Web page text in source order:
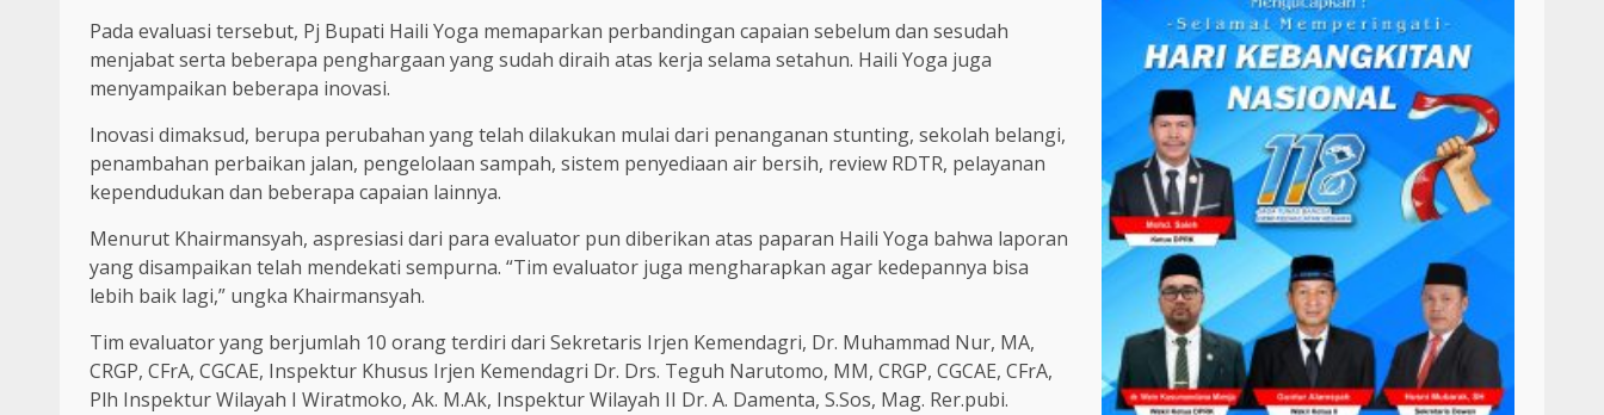
Pada evaluasi tersebut, Pj Bupati Haili Yoga memaparkan perbandingan capaian sebelum dan sesudah
menjabat serta beberapa penghargaan yang sudah diraih atas kerja selama setahun. Haili Yoga juga
menyampaikan beberapa inovasi.
Inovasi dimaksud, berupa perubahan yang telah dilakukan mulai dari penanganan stunting, sekolah belangi,
penambahan perbaikan jalan, pengelolaan sampah, sistem penyediaan air bersih, review RDTR, pelayanan
kependudukan dan beberapa capaian lainnya.
Menurut Khairmansyah, aspresiasi dari para evaluator pun diberikan atas paparan Haili Yoga bahwa laporan
yang disampaikan telah mendekati sempurna. “Tim evaluator juga mengharapkan agar kedepannya bisa
lebih baik lagi,” ungka Khairmansyah.
Tim evaluator yang berjumlah 10 orang terdiri dari Sekretaris Irjen Kemendagri, Dr. Muhammad Nur, MA,
CRGP, CFrA, CGCAE, Inspektur Khusus Irjen Kemendagri Dr. Drs. Teguh Narutomo, MM, CRGP, CGCAE, CFrA,
Plh Inspektur Wilayah I Wiratmoko, Ak. M.Ak, Inspektur Wilayah II Dr. A. Damenta, S.Sos, Mag. Rer.pubi.